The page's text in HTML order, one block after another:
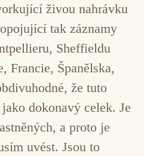
živou nahrávku
tak záznamy
Sheffieldu
Francie, Španělska,
že tuto
dokonavý celek. Je
a proto je
uvést. Jsou to